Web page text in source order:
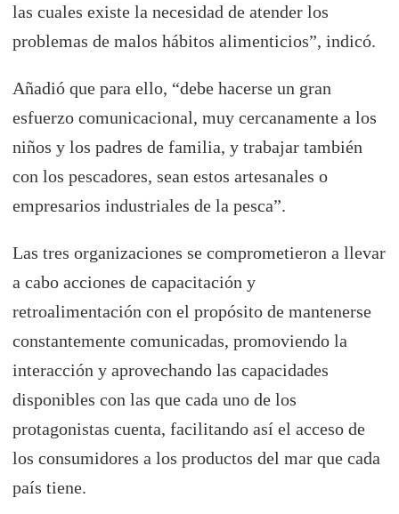
las cuales existe la necesidad de atender los
problemas de malos hábitos alimenticios”, indicó.
Añadió que para ello, “debe hacerse un gran
esfuerzo comunicacional, muy cercanamente a los
niños y los padres de familia, y trabajar también
con los pescadores, sean estos artesanales o
empresarios industriales de la pesca”.
Las tres organizaciones se comprometieron a llevar
a cabo acciones de capacitación y
retroalimentación con el propósito de mantenerse
constantemente comunicadas, promoviendo la
interacción y aprovechando las capacidades
disponibles con las que cada uno de los
protagonistas cuenta, facilitando así el acceso de
los consumidores a los productos del mar que cada
país tiene.